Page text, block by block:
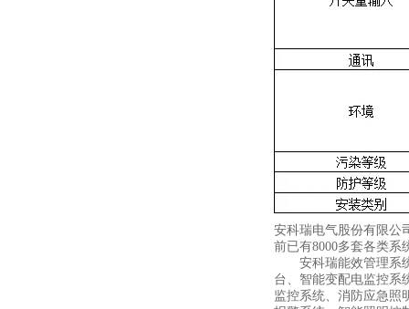
安科瑞电气股份有限公
前已有8000多套各类
安科瑞能效管理系统
台、智能变配电监控系
监控系统、消防应急照